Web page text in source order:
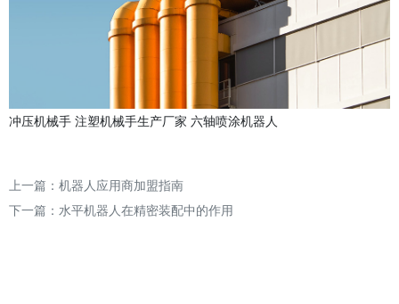
冲压机械手 注塑机械手生产厂家 六轴喷涂机器人
上一篇： 机器人应用商加盟指南
下一篇： 水平机器人在精密装配中的作用